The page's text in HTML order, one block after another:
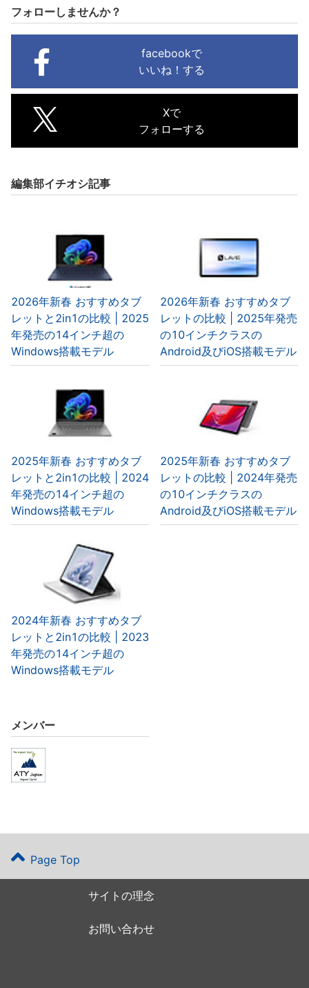
フォローしませんか？
facebookで
いいね！する
Xで
フォローする
編集部イチオシ記事
2026年新春 おすすめタブ
レットと2in1の比較 | 2025
年発売の14インチ超の
Windows搭載モデル
2026年新春 おすすめタブ
レットの比較 | 2025年発売
の10インチクラスの
Android及びiOS搭載モデル
2025年新春 おすすめタブ
レットと2in1の比較 | 2024
年発売の14インチ超の
Windows搭載モデル
2025年新春 おすすめタブ
レットの比較 | 2024年発売
の10インチクラスの
Android及びiOS搭載モデル
2024年新春 おすすめタブ
レットと2in1の比較 | 2023
年発売の14インチ超の
Windows搭載モデル
メンバー
Page Top
サイトの理念
お問い合わせ